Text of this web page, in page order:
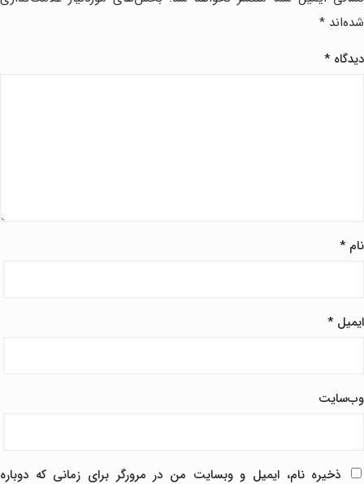
شده‌اند *
دیدگاه*
نام*
ایمیل*
وب‌سایت
ذخیره نام، ایمیل و وبسایت من در مرورگر برای زمانی که دوباره